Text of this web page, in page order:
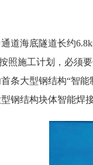
道海底隧道长约
照施工计划，必须
条大型钢结构“智
钢结构块体智能焊